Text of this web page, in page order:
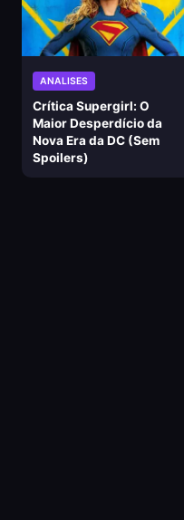
ANALISES
Crítica Supergirl: O
Maior Desperdício da
Nova Era da DC (Sem
Spoilers)